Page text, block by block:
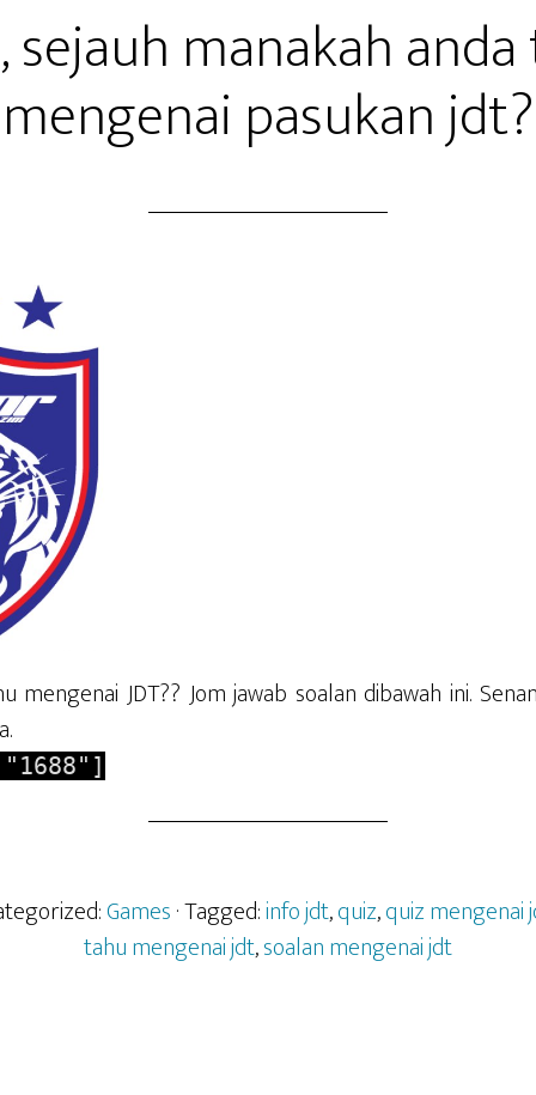
sejauh manakah
mengenai pasukan jdt?
mengenai JDT?? Jom jawab soalan dibawah ini.
Games· Tagged:info jdt,quiz,quiz mengenai
tahu mengenai jdt,soalan mengenai jdt